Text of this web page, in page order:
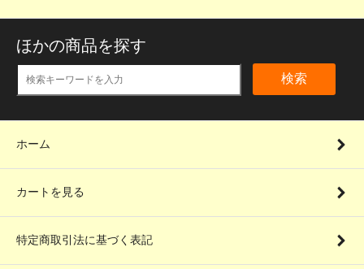
ほかの商品を探す
検索
ホーム
カートを見る
特定商取引法に基づく表記